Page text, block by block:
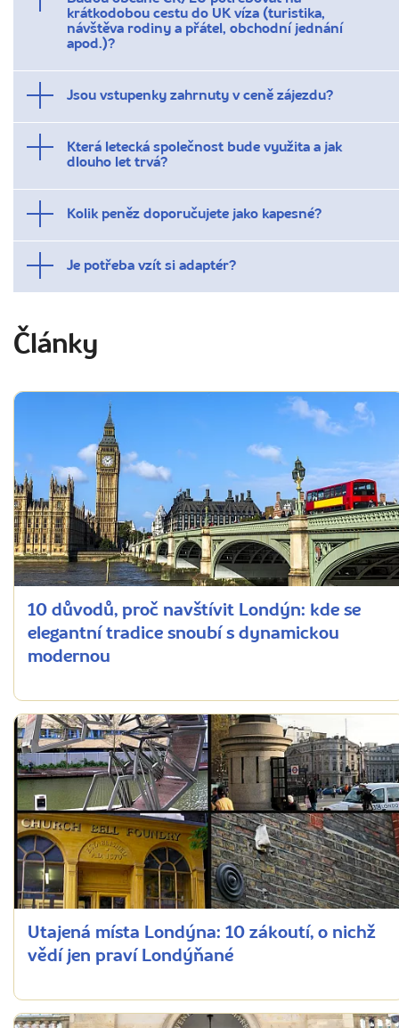
krátkodobou cestu do UK víza (turistika,
návštěva rodiny a přátel, obchodní jednání
apod.)?
Jsou vstupenky zahrnuty v ceně zájezdu?
Která letecká společnost bude využita a jak
dlouho let trvá?
Kolik peněz doporučujete jako kapesné?
Je potřeba vzít si adaptér?
Články
10 důvodů, proč navštívit Londýn: kde se
elegantní tradice snoubí s dynamickou
modernou
Utajená místa Londýna: 10 zákoutí, o nichž
vědí jen praví Londýňané